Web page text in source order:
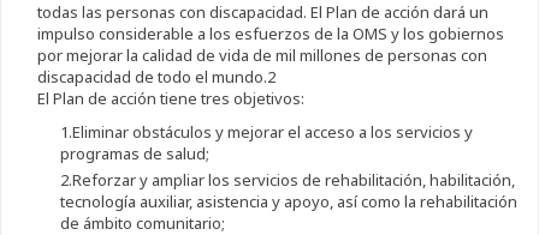
todas las personas con discapacidad. El Plan de acción dará un
impulso considerable a los esfuerzos de la OMS y los gobiernos
por mejorar la calidad de vida de mil millones de personas con
discapacidad de todo el mundo.2
El Plan de acción tiene tres objetivos:
1.Eliminar obstáculos y mejorar el acceso a los servicios y
programas de salud;
2.Reforzar y ampliar los servicios de rehabilitación, habilitación,
tecnología auxiliar, asistencia y apoyo, así como la rehabilitación
de ámbito comunitario;